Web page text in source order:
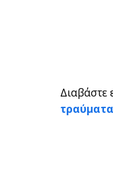
Διαβάστε